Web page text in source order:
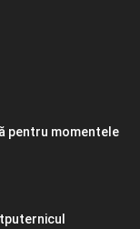
pentru momentele